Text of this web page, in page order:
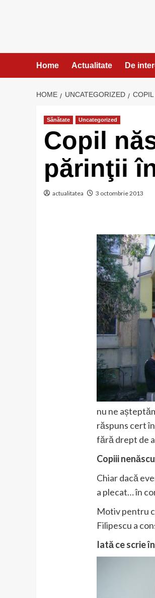
Home Actualitate De
HOME UNCATEGORIZED
Sănătate Uncategorized
Copil
părinţii
actualitatea 3 octombrie 2013
nu ne
răspuns cert
fără drept de
Copiii
Chiar dacă
a plecat… în
Motiv pentru
Filipescu a
Iată ce scrie